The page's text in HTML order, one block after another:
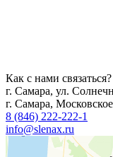
Как с нами связаться?
г. Самара, ул.
г. Самара,
8 (846) 222-222-1
info@slenax.ru